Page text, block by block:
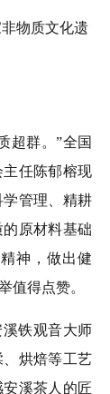
物质文化遗
超群。”全国
任陈郁榕现
管理、精耕
原材料基础
神，做出健
值得点赞。
铁观音大师
烘焙等工艺
溪茶人的匠